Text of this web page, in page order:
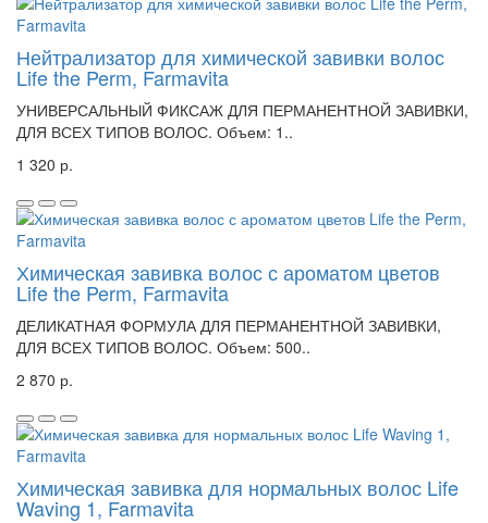
Нейтрализатор для химической завивки волос
Life the Perm, Farmavita
УНИВЕРСАЛЬНЫЙ ФИКСАЖ ДЛЯ ПЕРМАНЕНТНОЙ ЗАВИВКИ,
ДЛЯ ВСЕХ ТИПОВ ВОЛОС. Объем: 1..
1 320 р.
Химическая завивка волос с ароматом цветов
Life the Perm, Farmavita
ДЕЛИКАТНАЯ ФОРМУЛА ДЛЯ ПЕРМАНЕНТНОЙ ЗАВИВКИ,
ДЛЯ ВСЕХ ТИПОВ ВОЛОС. Объем: 500..
2 870 р.
Химическая завивка для нормальных волос Life
Waving 1, Farmavita